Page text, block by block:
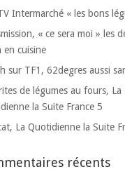
Intermarché « les bons
« ce sera moi » les
en cuisine
sur TF1, 62degres aussi
de légumes au fours, La
la Suite France 5
La Quotidienne la Suite
récents